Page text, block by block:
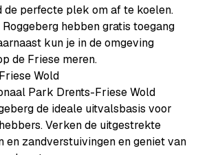
perfecte plek om af te koelen.
hebben gratis toegang
kun je in de omgeving
de Friese meren.
Wold
Park Drents-Friese Wold
de ideale uitvalsbasis voor
Verken de uitgestrekte
en zandverstuivingen en geniet van